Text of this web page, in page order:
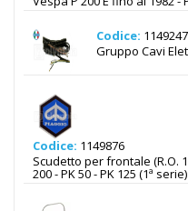
Codice: 1149247
Gruppo Cavi
Codice: 1149876
Scudetto per frontale (R.O.
200 - PK 50 - PK 125 (1ª